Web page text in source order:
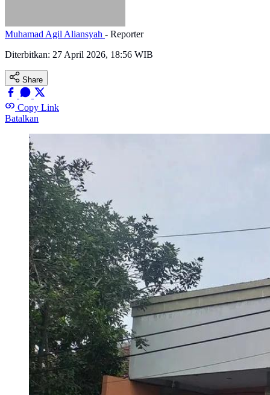
Muhamad Agil Aliansyah - Reporter
Diterbitkan: 27 April 2026, 18:56 WIB
Share
Copy Link
Batalkan